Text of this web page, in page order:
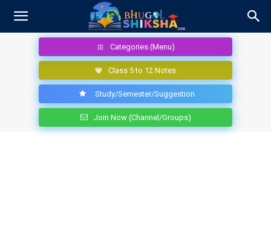
Categories (Menu)
Class 5 to 12 Notes
Study/Semester/Suggestion
Join Now (Channel/Groups)